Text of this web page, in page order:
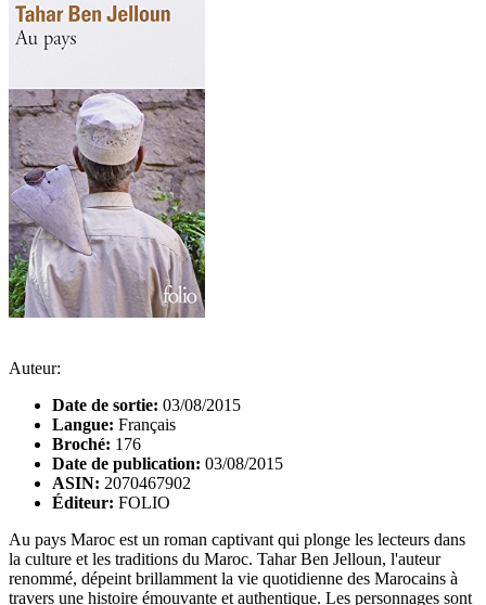
Auteur:
Date de sortie: 03/08/2015
Langue: Français
Broché: 176
Date de publication: 03/08/2015
ASIN: 2070467902
Éditeur: FOLIO
Au pays Maroc est un roman captivant qui plonge les lecteurs dans
la culture et les traditions du Maroc. Tahar Ben Jelloun, l'auteur
renommé, dépeint brillamment la vie quotidienne des Marocains à
travers une histoire émouvante et authentique. Les personnages sont